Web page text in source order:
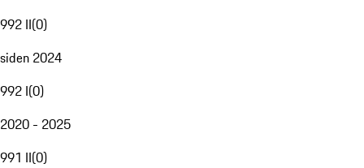
992 II(0)
siden 2024
992 I(0)
2020 - 2025
991 II(0)